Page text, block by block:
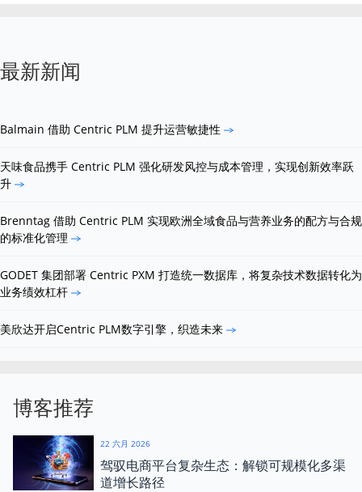
最新新闻
Balmain 借助 Centric PLM 提升运营敏捷性
天味食品携手 Centric PLM 强化研发风控与成本管理，实现创新效率跃
升
Brenntag 借助 Centric PLM 实现欧洲全域食品与营养业务的配方与合规
的标准化管理
GODET 集团部署 Centric PXM 打造统一数据库，将复杂技术数据转化为
业务绩效杠杆
美欣达开启Centric PLM数字引擎，织造未来
博客推荐
22 六月 2026
驾驭电商平台复杂生态：解锁可规模化多渠
道增长路径